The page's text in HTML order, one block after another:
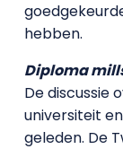
hebben.
Diploma
De discussie
universiteit
geleden. De